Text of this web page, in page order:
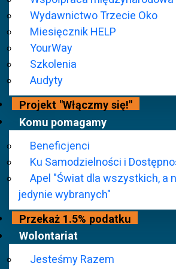
Wydawnictwo Trzecie Oko
Miesięcznik HELP
YourWay
Szkolenia
Audyty
Projekt "Włączmy się!"
Komu pomagamy
Beneficjenci
Ku Samodzielności i
Apel "Świat dla wszystkich, a
jedynie wybranych"
Przekaż 1.5% podatku
Wolontariat
Jesteśmy Razem
REHA FOR THE BLIND 2025
Za nami REHA FOR THE BLIND IN